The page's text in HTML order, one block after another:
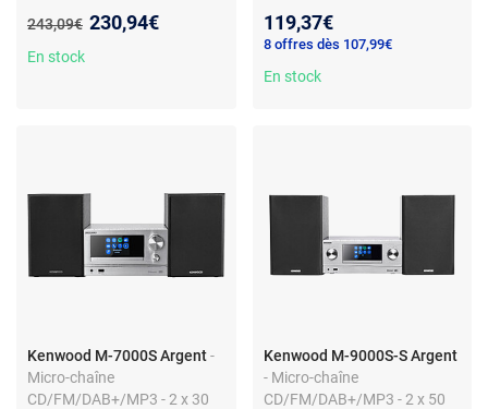
Ancien prix :
243,09€ Nouveau prix :
230,94€
En stock
119,37€
8 offres dès 107,99€
En stock
Kenwood M-7000S Argent-
Micro-chaîne
CD/FM/DAB+/MP3 - 2 x 30
Kenwood M-9000S-S Argent
- Micro-chaîne
CD/FM/DAB+/MP3 - 2 x 50